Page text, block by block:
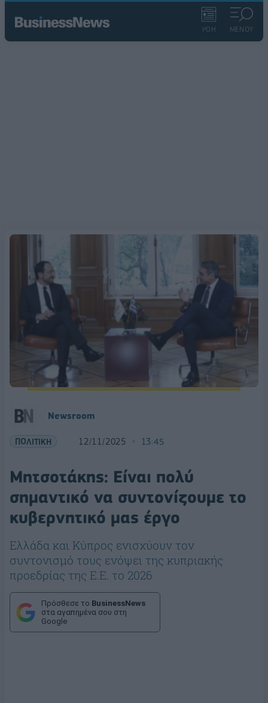
ΡΟΗ ΜΕΝΟΥ
Newsroom
ΠΟΛΙΤΙΚΗ 12/11/2025 13:45
Μητσοτάκης: Είναι πολύ
σημαντικό να συντονίζουμε το
κυβερνητικό μας έργο
Ελλάδα και Κύπρος ενισχύουν τον
συντονισμό τους ενόψει της κυπριακής
προεδρίας της Ε.Ε. το 2026
Πρόσθεσε το BusinessNews
στα αγαπημένα σου στη
Google